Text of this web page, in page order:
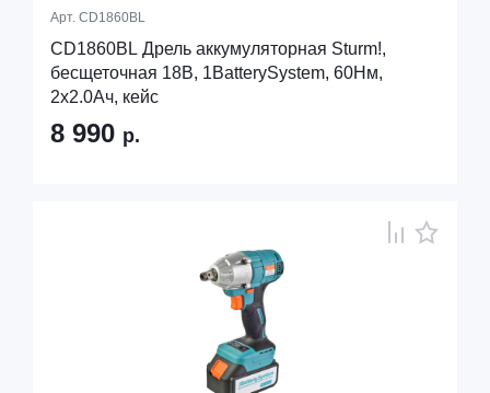
Арт. CD1860BL
CD1860BL Дрель аккумуляторная Sturm!,
бесщеточная 18В, 1BatterySystem, 60Нм,
2х2.0Ач, кейс
8 990 р.